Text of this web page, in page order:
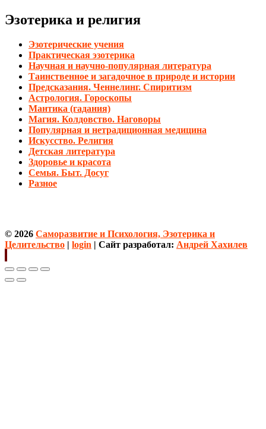
Эзотерика и религия
Эзотерические учения
Практическая эзотерика
Научная и научно-популярная литература
Таинственное и загадочное в природе и истории
Предсказания. Ченнелинг. Спиритизм
Астрология. Гороскопы
Мантика (гадания)
Магия. Колдовство. Наговоры
Популярная и нетрадиционная медицина
Искусство. Религия
Детская литература
Здоровье и красота
Семья. Быт. Досуг
Разное
© 2026 Саморазвитие и Психология, Эзотерика и
Целительство | login | Сайт разработал: Андрей Хахилев